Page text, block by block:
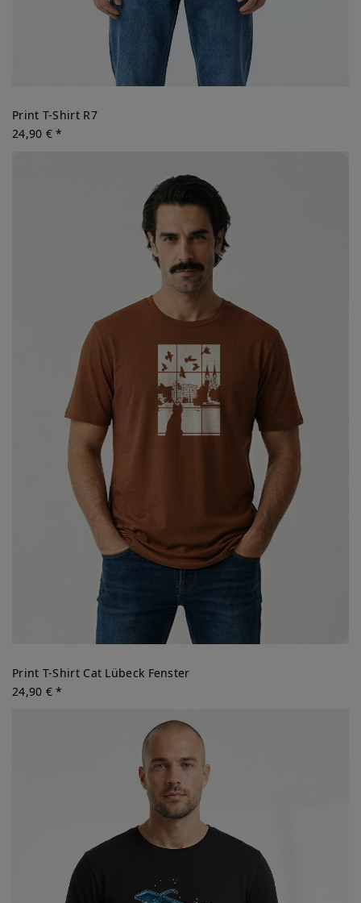
Print T-Shirt R7
24,90 € *
Print T-Shirt Cat Lübeck Fenster
24,90 € *